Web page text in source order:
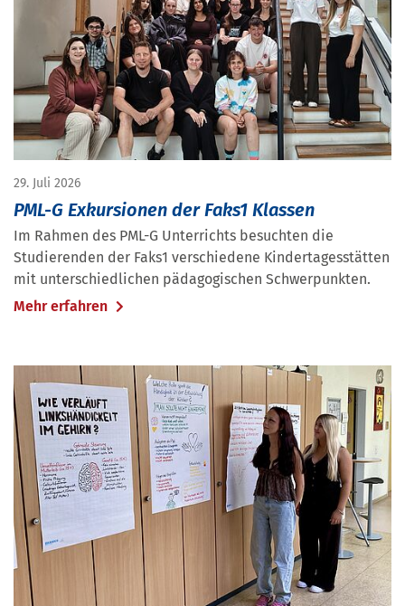
29. Juli 2026
PML-G Exkursionen der Faks1 Klassen
Im Rahmen des PML-G Unterrichts besuchten die
Studierenden der Faks1 verschiedene Kindertagesstätten
mit unterschiedlichen pädagogischen Schwerpunkten.
Mehr erfahren